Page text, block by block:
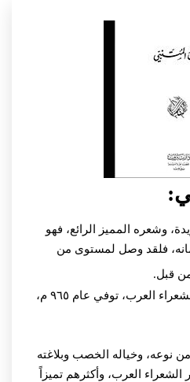
وشعره المميز الرائع، فهو
فلقد وصل لمستوى من
من قبل.
المتنبي واحد من فطاحل الشعراء العرب، توفي عام ٩٦٥ م،
نوعه، وخياله الخصب وبلاغته
العرب، وأكثرهم تميزاً